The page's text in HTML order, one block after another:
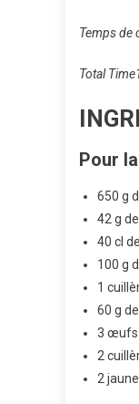
Temps de
Total
Pour
650 g
42 g
40 cl
100 g
1
60 g
3 œufs
2
2